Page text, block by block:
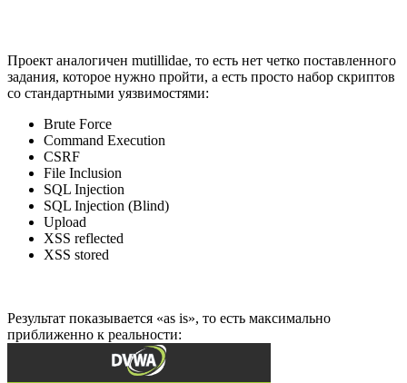
Проект аналогичен mutillidae, то есть нет четко поставленного
задания, которое нужно пройти, а есть просто набор скриптов
со стандартными уязвимостями:
Brute Force
Command Execution
CSRF
File Inclusion
SQL Injection
SQL Injection (Blind)
Upload
XSS reflected
XSS stored
Результат показывается «as is», то есть максимально
приближенно к реальности: